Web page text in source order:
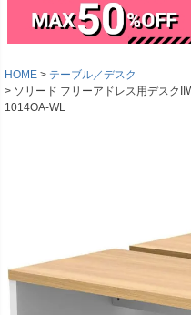
HOME
テーブル／デスク
ソリード フリーアドレス用デスク
1014OA-WL